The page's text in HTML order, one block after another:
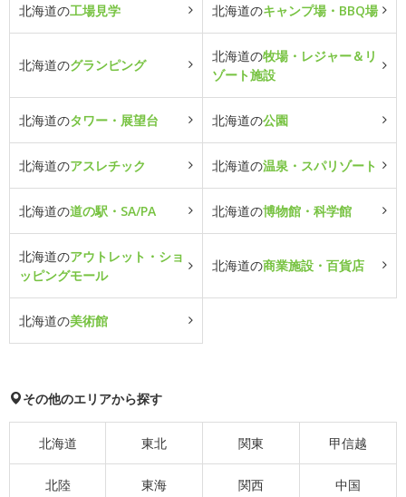
北海道の工場見学 北海道のキャンプ場・BBQ場
北海道のグランピング
北海道の牧場・レジャー＆リ
ゾート施設
北海道のタワー・展望台 北海道の公園
北海道のアスレチック 北海道の温泉・スパリゾート
北海道の道の駅・SA/PA 北海道の博物館・科学館
北海道のアウトレット・ショ
ッピングモール
北海道の商業施設・百貨店
北海道の美術館
その他のエリアから探す
北海道 東北 関東 甲信越
北陸 東海 関西 中国